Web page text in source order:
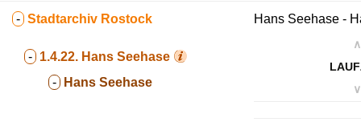
- Stadtarchiv Rostock
- 1.4.22. Hans Seehase
- Hans Seehase
Hans Seehase -
∧
∨